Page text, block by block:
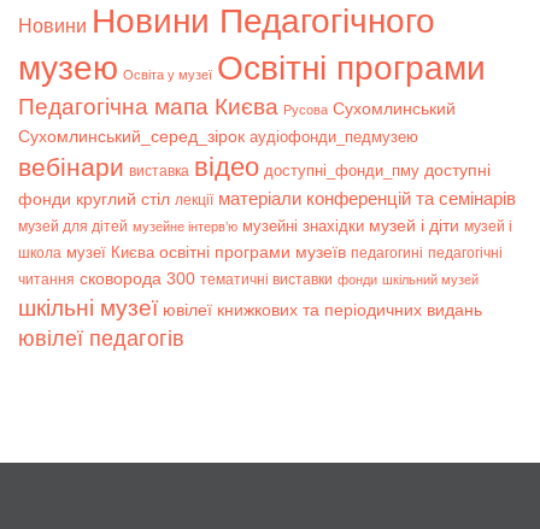
Новини Новини Педагогічного
музею Освіта у музеї Освітні програми
Педагогічна мапа Києва Русова Сухомлинський
Сухомлинський_серед_зірок аудіофонди_педмузею
вебінари виставка відео доступні_фонди_пму доступні
фонди круглий стіл лекції матеріали конференцій та семінарів
музей для дітей музейне інтерв’ю музейні знахідки музей і діти музей і
школа музеї Києва освітні програми музеїв педагогині педагогічні
читання сковорода 300 тематичні виставки фонди шкільний музей
шкільні музеї ювілеї книжкових та періодичних видань
ювілеї педагогів